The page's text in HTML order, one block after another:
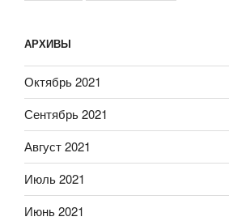
АРХИВЫ
Октябрь 2021
Сентябрь 2021
Август 2021
Июль 2021
Июнь 2021